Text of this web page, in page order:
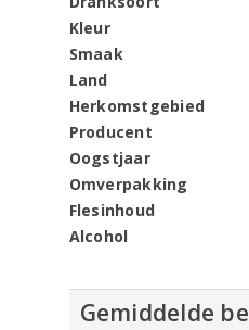
Kleur
Smaak
Land
Herkomstgebied
Producent
Oogstjaar
Omverpakking
Flesinhoud
Alcohol
Gemiddelde